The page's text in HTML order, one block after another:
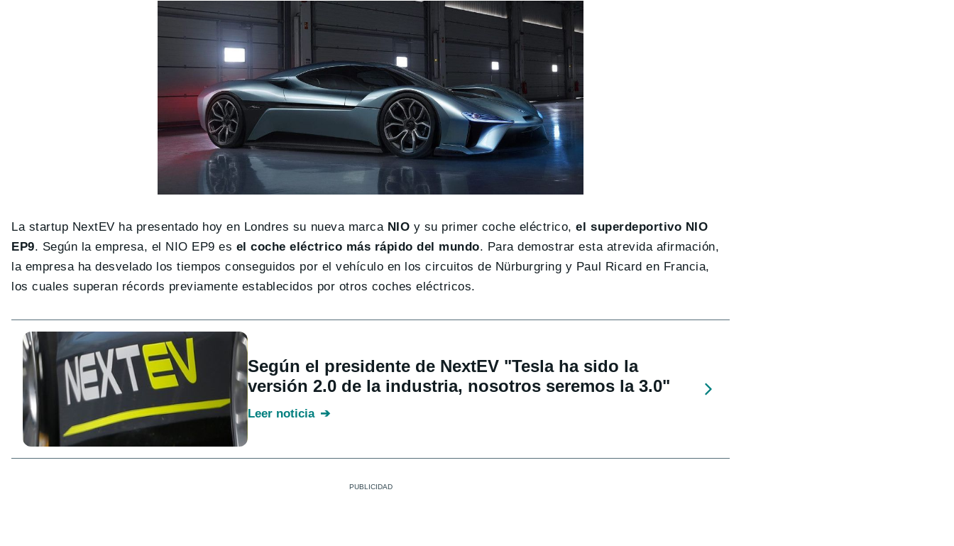
La startup NextEV ha presentado hoy en Londres su nueva marca NIO y su primer coche eléctrico,el superdeportivo NIO
EP9. Según la empresa, el NIO EP9 es el coche eléctrico más rápido del mundo. Para demostrar esta atrevida afirmación,
la empresa ha desvelado los tiempos conseguidos por el vehículo en los circuitos de Nürburgring y Paul Ricard en Francia,
los cuales superan récords previamente establecidos por otros coches eléctricos.
Según el presidente de NextEV "Tesla ha sido la
versión 2.0 de la industria, nosotros seremos la 3.0"
Leer noticia